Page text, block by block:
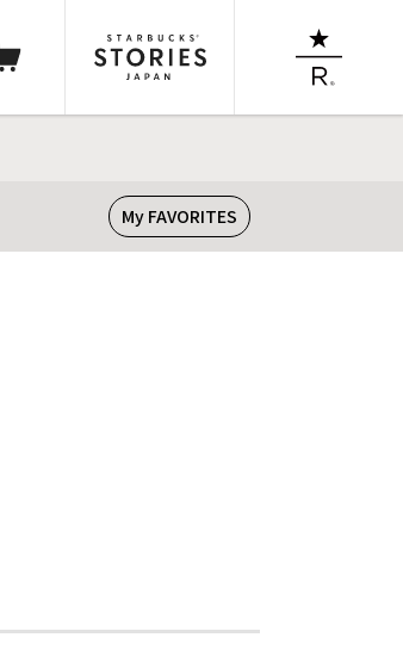
My FAVORITES